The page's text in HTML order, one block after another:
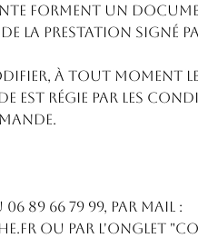
forment un
la prestation signé
à tout moment
est régie par les
89 66 79 99, par mail :
ou par l'onglet